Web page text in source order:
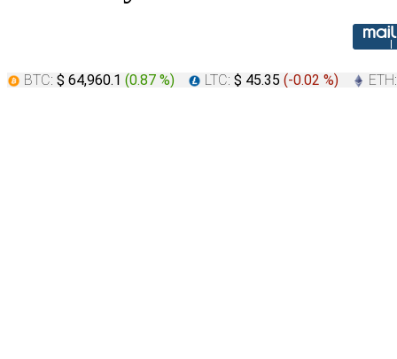
BTC: $ 64,960.1 (0.87 %) LTC: $ 45.35 (-0.02 %)